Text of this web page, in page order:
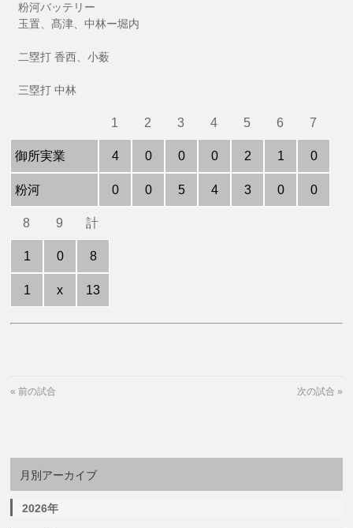
粉河バッテリー
玉置、髙津、中林ー堀内
二塁打 香西、小薮
三塁打 中林
御所実業
粉河
1
4
0
2
0
0
3
0
5
4
0
4
5
2
3
6
1
0
7
0
0
8
1
1
9
0
x
計
8
13
«前の試合 次の試合 »
月別アーカイブ
2026年